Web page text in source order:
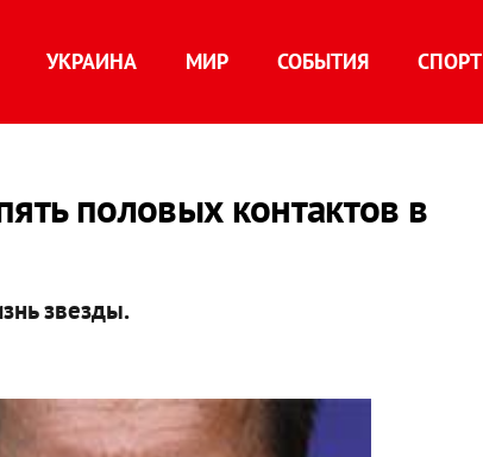
УКРАИНА МИР СОБЫТИЯ СПОРТ
половых контактов в
звезды.